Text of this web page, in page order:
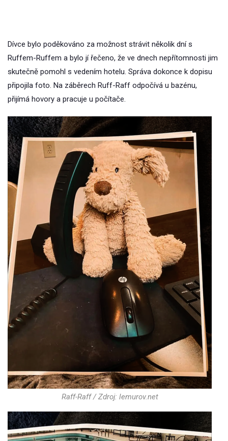
Dívce bylo poděkováno za možnost strávit několik dní s
Ruffem-Ruffem a bylo jí řečeno, že ve dnech nepřítomnosti jim
skutečně pomohl s vedením hotelu. Správa dokonce k dopisu
připojila foto. Na záběrech Ruff-Raff odpočívá u bazénu,
přijímá hovory a pracuje u počítače.
Raff-Raff / Zdroj: lemurov.net